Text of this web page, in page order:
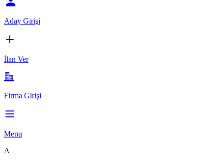
Aday Girişi
İlan Ver
Firma Girişi
Menu
A